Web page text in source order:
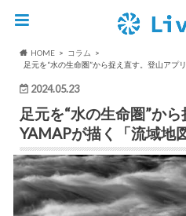
HOME
コラム
足元を“水の生命圏”から捉え直す。登山アプ
2024.05.23
足元を“水の生命圏”か
YAMAPが描く「流域地